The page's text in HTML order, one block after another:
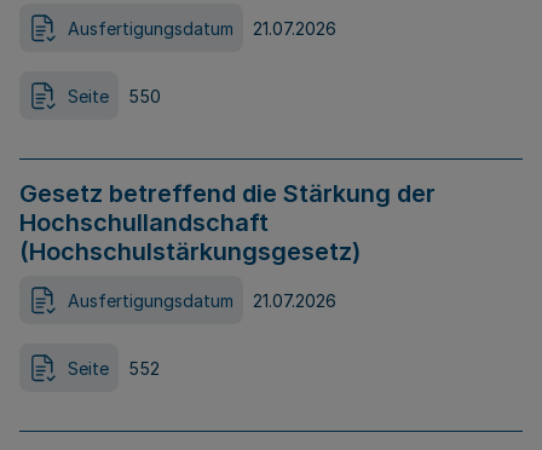
Ausfertigungsdatum 21.07.2026
Seite 550
Gesetz betreffend die Stärkung der
Hochschullandschaft
(Hochschulstärkungsgesetz)
Ausfertigungsdatum 21.07.2026
Seite 552